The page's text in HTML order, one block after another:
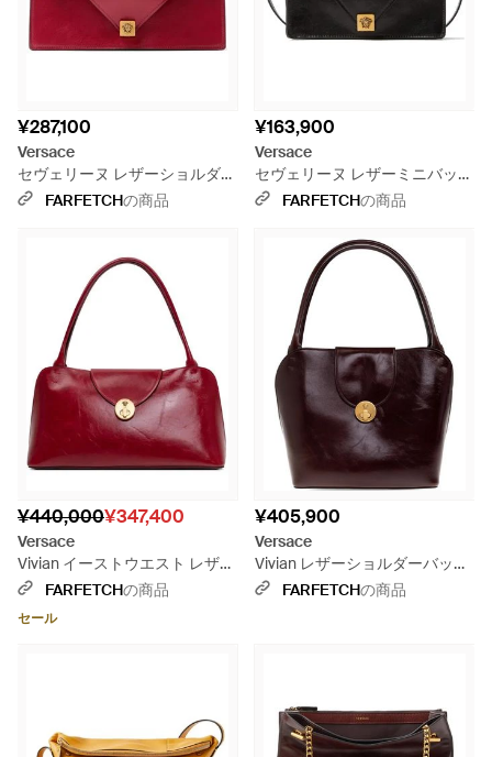
¥287,100
Versace
セヴェリーヌ レザーショルダー
バッグ - レッド
FARFETCHの商品
¥163,900
Versace
セヴェリーヌ レザーミニバッグ
- ブラック
FARFETCHの商品
¥440,000¥347,400
Versace
Vivian イーストウエスト レザー
ショルダーバッグ S - レッド
FARFETCHの商品
セール
¥405,900
Versace
Vivian レザーショルダーバッグ
- パープル
FARFETCHの商品